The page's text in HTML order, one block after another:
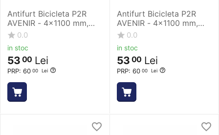
Antifurt Bicicleta P2R
AVENIR - 4x1100 mm,
Roz0.0
in stoc
PRP: 60 00 Lei
53 00 Lei
Antifurt Bicicleta P2R
AVENIR - 4x1100 mm,
Rosu
0.0
in stoc
PRP: 60 00 Lei
53 00 Lei